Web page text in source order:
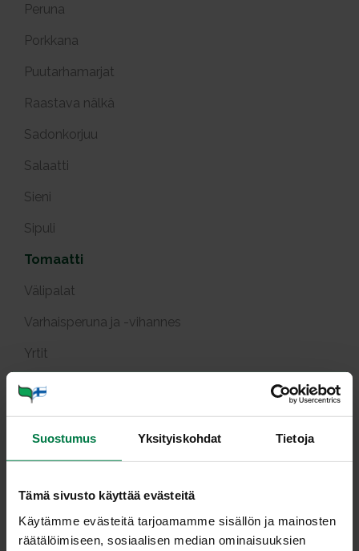
Suostumus Yksityiskohdat Tietoja
Tämä sivusto käyttää evästeitä
Käytämme evästeitä tarjoamamme sisällön ja mainosten
räätälöimiseen, sosiaalisen median ominaisuuksien
Peruna
Porkkana
Puutarhamarjat
Raastava nälkä
Sadonkorjuu
Salaatti
Sieni
Sipuli
Tomaatti
Välipalat
Varhaisperuna ja -vihannes
Yrtit
Tuotekuvat
Viljely ja tuotanto
ti­ke